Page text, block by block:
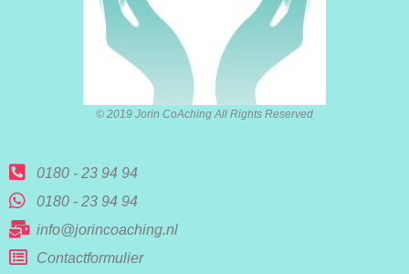
© 2019 Jorin CoAching All Rights Reserved
0180 - 23 94 94
0180 - 23 94 94
info@jorincoaching.nl
Contactformulier